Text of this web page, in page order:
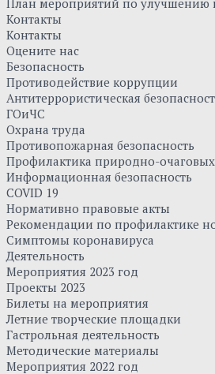
План мероприятий по улучшению
Контакты
Контакты
Оцените нас
Безопасность
Противодействие коррупции
Антитеррористическая
ГОиЧС
Охрана труда
Противопожарная безопасность
Профилактика природно-
Информационная безопасность
COVID 19
Нормативно правовые акты
Рекомендации по профилактике
Симптомы коронавируса
Деятельность
Мероприятия 2023 год
Проекты 2023
Билеты на мероприятия
Летние творческие площадки
Гастрольная деятельность
Методические материалы
Мероприятия 2022 год